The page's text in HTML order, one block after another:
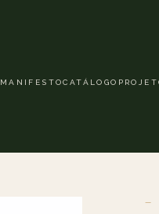
MANIFESTOCATÁLOGO